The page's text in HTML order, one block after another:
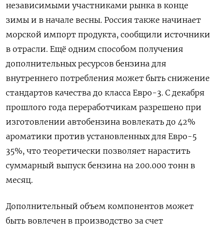
​независимыми участниками рынка в конце
зимы и в начале весны. Россия также начинает
морской импорт продукта, сообщили источники
в отрасли. Ещё одним способом получения
дополнительных ресурсов бензина для
внутреннего потребления может быть снижение
стандартов качества до класса Евро-3. С декабря
прошлого года переработчикам разрешено при
изготовлении автобензина вовлекать до 42%
ароматики против установленных для Евро-5
35%, что теоретически позволяет нарастить
суммарный выпуск бензина на 200.000 тонн в
месяц.
Дополнительный ​объем компонентов может
быть вовлечен ⁠в производство за счет